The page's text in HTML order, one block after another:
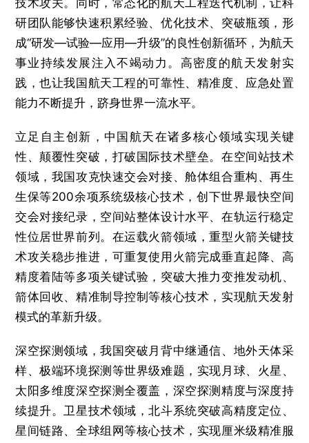
技术攻关。同时，常态化的航天工程迭代机制，让科
研团队能够快速积累经验、优化技术、突破瓶颈，形
成“研发—试验—应用—升级”的良性创新循环，为航天
事业持续发展注入不竭动力。高密度的航天发射实
践，也让我国航天工程的可靠性、精准度、应急处置
能力不断提升，跻身世界一流水平。
立足自主创新，中国航天在诸多核心领域实现关键
性、颠覆性突破，打破国际技术壁垒。在空间站技术
领域，我国攻克快速交会对接、舱体组合重构、再生
生保等200余项系统级核心技术，创下世界最快空间
交会对接纪录，空间站整体设计水平、在轨运行稳定
性位居世界前列。在运载火箭领域，重型火箭关键技
术攻关稳步推进，可重复使用火箭完成垂直起降、高
精度着陆等多项关键试验，突破大推力变推发动机、
箭体回收、精准制导控制等核心技术，实现航天发射
模式的革新升级。
深空探测领域，我国突破月背中继通信、地外天体采
样、极端环境探测等世界级难题，实现月球、火星、
太阳多维度深空探测全覆盖，深空探测精度与深度持
续提升。卫星技术领域，北斗系统突破高精度定位、
星间链路、全球组网等核心技术，实现厘米级精准服